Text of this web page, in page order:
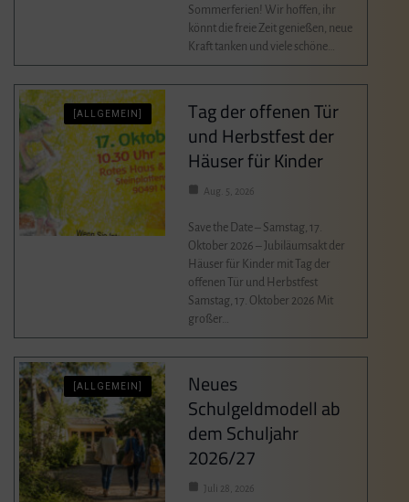
Sommerferien! Wir hoffen, ihr
könnt die freie Zeit genießen, neue
Kraft tanken und viele schöne…
[ALLGEMEIN] Tag der offenen Tür
und Herbstfest der
Häuser für Kinder
Aug. 5, 2026
Save the Date – Samstag, 17.
Oktober 2026 – Jubiläumsakt der
Häuser für Kinder mit Tag der
offenen Tür und Herbstfest
Samstag, 17. Oktober 2026 Mit
großer…
[ALLGEMEIN] Neues
Schulgeldmodell ab
dem Schuljahr
2026/27
Juli 28, 2026